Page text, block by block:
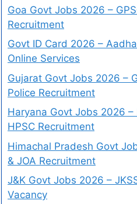
Goa Govt Jobs 2026 –
Recruitment
Govt ID Card 2026 –
Online Services
Gujarat Govt Jobs 2026 –
Police Recruitment
Haryana Govt Jobs 2026 –
HPSC Recruitment
Himachal Pradesh Govt
& JOA Recruitment
J&K Govt Jobs 2026 –
Vacancy